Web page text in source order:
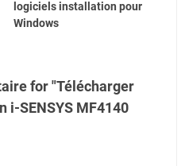
logiciels installation pour
Windows
for "Télécharger
i-SENSYS MF4140